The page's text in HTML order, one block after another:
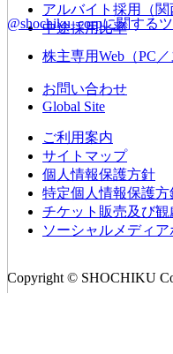
アルバイト採用（関
中途採用比率
@shochiku_corpに関する
株主専用Web（PC
お問い合わせ
Global Site
ご利用案内
サイトマップ
個人情報保護方針
特定個人情報保護方
チケット販売及び
ソーシャルメディア
Copyright © SHOCHIKU